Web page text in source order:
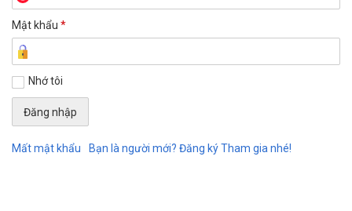
Mật khẩu *
Nhớ tôi
Mất mật khẩu Bạn là người mới? Đăng ký Tham gia nhé!